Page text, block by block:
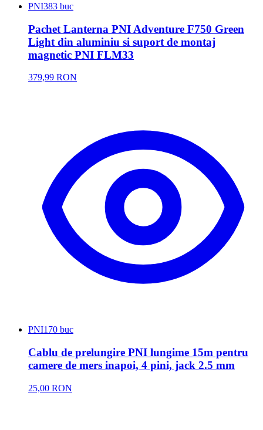
PNI383 buc
Pachet Lanterna PNI Adventure F750 Green
Light din aluminiu si suport de montaj
magnetic PNI FLM33
379,99 RON
PNI170 buc
Cablu de prelungire PNI lungime 15m pentru
camere de mers inapoi, 4 pini, jack 2.5 mm
25,00 RON